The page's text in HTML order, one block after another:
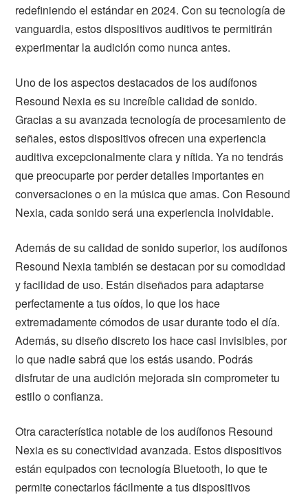
redefiniendo el estándar en 2024. Con su tecnología de
vanguardia, estos dispositivos auditivos te permitirán
experimentar la audición como nunca antes.
Uno de los aspectos destacados de los audífonos
Resound Nexia es su increíble calidad de sonido.
Gracias a su avanzada tecnología de procesamiento de
señales, estos dispositivos ofrecen una experiencia
auditiva excepcionalmente clara y nítida. Ya no tendrás
que preocuparte por perder detalles importantes en
conversaciones o en la música que amas. Con Resound
Nexia, cada sonido será una experiencia inolvidable.
Además de su calidad de sonido superior, los audífonos
Resound Nexia también se destacan por su comodidad
y facilidad de uso. Están diseñados para adaptarse
perfectamente a tus oídos, lo que los hace
extremadamente cómodos de usar durante todo el día.
Además, su diseño discreto los hace casi invisibles, por
lo que nadie sabrá que los estás usando. Podrás
disfrutar de una audición mejorada sin comprometer tu
estilo o confianza.
Otra característica notable de los audífonos Resound
Nexia es su conectividad avanzada. Estos dispositivos
están equipados con tecnología Bluetooth, lo que te
permite conectarlos fácilmente a tus dispositivos